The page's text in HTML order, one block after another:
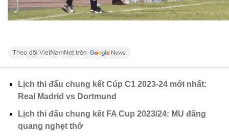
Lịch thi đấu chung kết Cúp C1 2023-24 mới nhất:
Real Madrid vs Dortmund
Lịch thi đấu chung kết FA Cup 2023/24: MU đăng
quang nghẹt thở